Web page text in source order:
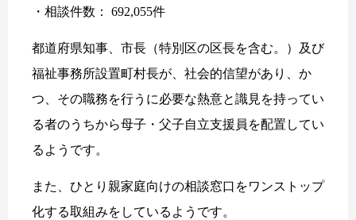
・相談件数： 692,055件
都道府県知事、市長（特別区の区長を含む。）及び
福祉事務所設置町村長が、社会的信望があり、か
つ、その職務を行うに必要な熱意と識見を持ってい
る者のうちから母子・父子自立支援員を配置してい
るようです。
また、ひとり親家庭向けの相談窓口をワンストップ
化する取組みをしているようです。